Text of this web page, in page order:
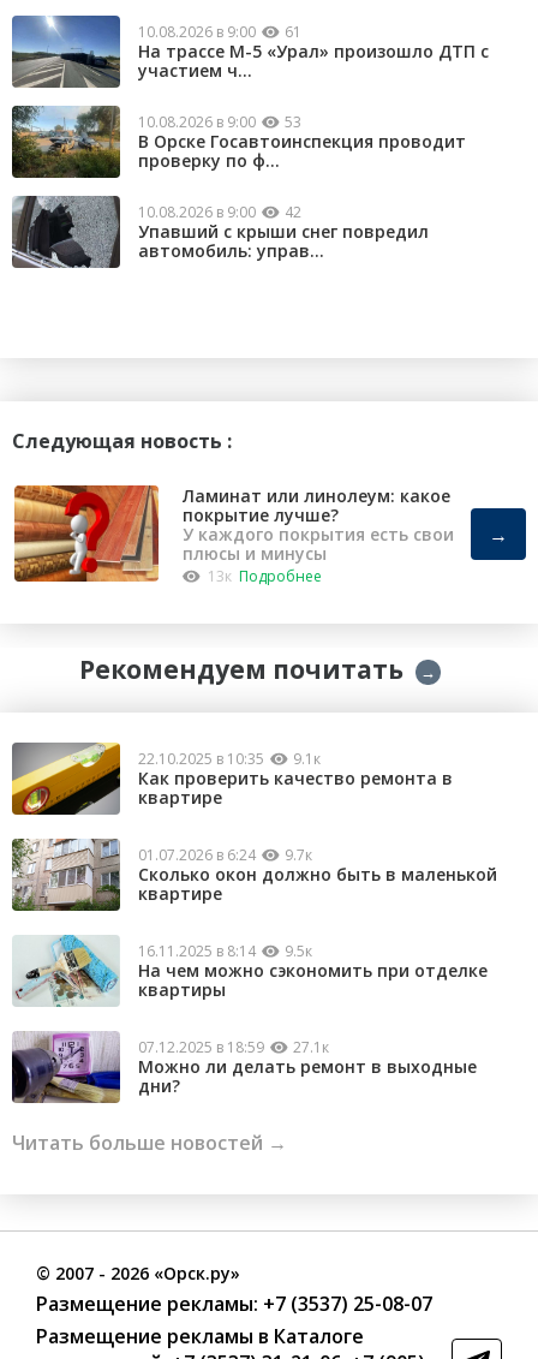
10.08.2026 в 9:00 61
На трассе М-5 «Урал» произошло ДТП с
участием ч...
10.08.2026 в 9:00 53
В Орске Госавтоинспекция проводит
проверку по ф...
10.08.2026 в 9:00 42
Упавший с крыши снег повредил
автомобиль: управ...
Следующая новость :
Ламинат или линолеум: какое
покрытие лучше?
У каждого покрытия есть свои
плюсы и минусы
13к Подробнее
→
Рекомендуем почитать →
22.10.2025 в 10:35 9.1к
Как проверить качество ремонта в
квартире
01.07.2026 в 6:24 9.7к
Сколько окон должно быть в маленькой
квартире
16.11.2025 в 8:14 9.5к
На чем можно сэкономить при отделке
квартиры
07.12.2025 в 18:59 27.1к
Можно ли делать ремонт в выходные
дни?
Читать больше новостей →
© 2007 - 2026 «Орск.ру»
Размещение рекламы: +7 (3537) 25-08-07
Размещение рекламы в Каталоге